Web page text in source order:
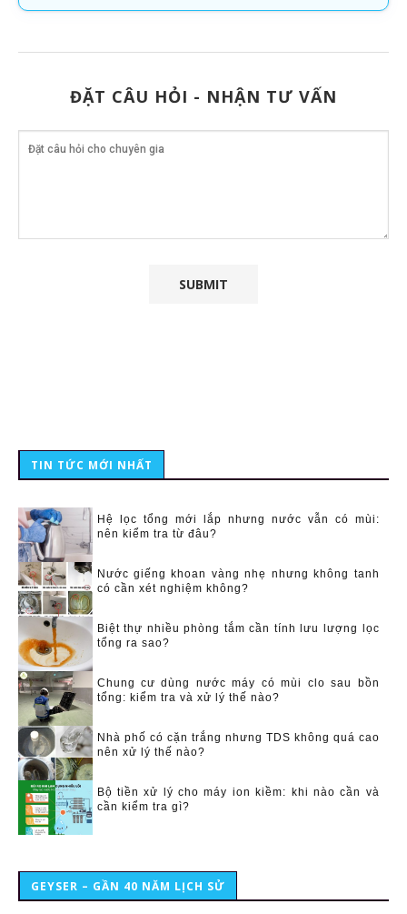
ĐẶT CÂU HỎI - NHẬN TƯ VẤN
TIN TỨC MỚI NHẤT
Hệ lọc tổng mới lắp nhưng nước vẫn có mùi:
nên kiểm tra từ đâu?
Nước giếng khoan vàng nhẹ nhưng không tanh
có cần xét nghiệm không?
Biệt thự nhiều phòng tắm cần tính lưu lượng lọc
tổng ra sao?
Chung cư dùng nước máy có mùi clo sau bồn
tổng: kiểm tra và xử lý thế nào?
Nhà phố có cặn trắng nhưng TDS không quá cao
nên xử lý thế nào?
Bộ tiền xử lý cho máy ion kiềm: khi nào cần và
cần kiểm tra gì?
GEYSER – GẦN 40 NĂM LỊCH SỬ